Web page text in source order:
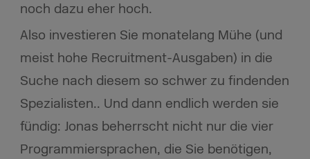
noch dazu eher hoch.
​​Also investieren Sie monatelang Mühe (und
meist hohe Recruitment-Ausgaben) in die
Suche nach diesem so schwer zu findenden
Spezialisten.. Und dann endlich werden sie
fündig: Jonas beherrscht nicht nur die vier
Programmiersprachen, die Sie benötigen,